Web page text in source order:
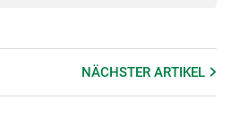
NÄCHSTERARTIKEL